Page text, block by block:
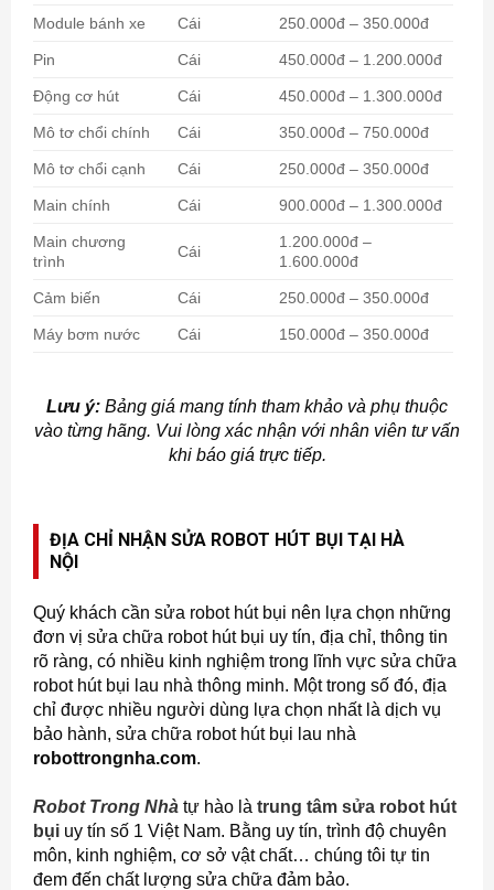
Module bánh xe Cái 250.000đ – 350.000đ
Pin Cái 450.000đ – 1.200.000đ
Động cơ hút Cái 450.000đ – 1.300.000đ
Mô tơ chổi chính Cái 350.000đ – 750.000đ
Mô tơ chổi cạnh Cái 250.000đ – 350.000đ
Main chính Cái 900.000đ – 1.300.000đ
Main chương
trình
Cái
1.200.000đ –
1.600.000đ
Cảm biến Cái 250.000đ – 350.000đ
Máy bơm nước Cái 150.000đ – 350.000đ
Lưu ý: Bảng giá mang tính tham khảo và phụ thuộc
vào từng hãng. Vui lòng xác nhận với nhân viên tư vấn
khi báo giá trực tiếp.
ĐỊA CHỈ NHẬN SỬA ROBOT HÚT BỤI TẠI HÀ
NỘI
Quý khách cần sửa robot hút bụi nên lựa chọn những
đơn vị sửa chữa robot hút bụi uy tín, địa chỉ, thông tin
rõ ràng, có nhiều kinh nghiệm trong lĩnh vực sửa chữa
robot hút bụi lau nhà thông minh. Một trong số đó, địa
chỉ được nhiều người dùng lựa chọn nhất là dịch vụ
bảo hành, sửa chữa robot hút bụi lau nhà
robottrongnha.com.
Robot Trong Nhàtự hào là trung tâm sửa robot hút
bụiuy tín số 1 Việt Nam. Bằng uy tín, trình độ chuyên
môn, kinh nghiệm, cơ sở vật chất… chúng tôi tự tin
đem đến chất lượng sửa chữa đảm bảo.